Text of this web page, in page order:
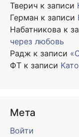
Тверич к записи
Герман к записи
Набатникова к
через любовь
Радж к записи
ФТ к записи
Мета
Войти